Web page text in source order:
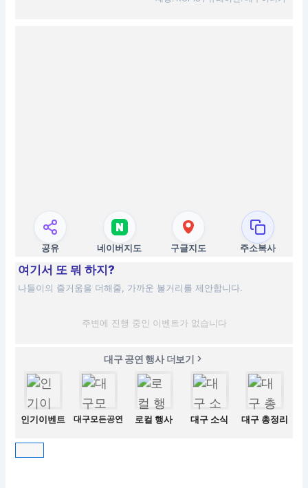
공유 네이버지도 구글지도 주소복사
여기서 또 뭐 하지?
나들이의 즐거움을 더해줄, 가까운 볼거리를 제안합니다.
주변에 진행 중인 이벤트가 없습니다
대구 공연 행사 더보기
인기이벤트 대구모든공연 로컬 행사 대구 소식 대구 총정리